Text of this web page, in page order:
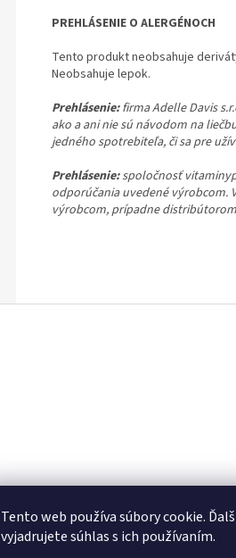
Tento web používa súbory cookie.
vyjadrujete súhlas s ich používaním.
PREHLÁSENIE O ALERGÉNOCH
Tento produkt neobsahuje
Neobsahuje lepok.
Prehlásenie:firma Adelle Davis
ako a ani nie sú návodom na
jedného spotrebiteľa, či sa pre
Prehlásenie:spoločnosť
odporúčania uvedené výrobcom.
výrobcom, prípadne
Reklamačný